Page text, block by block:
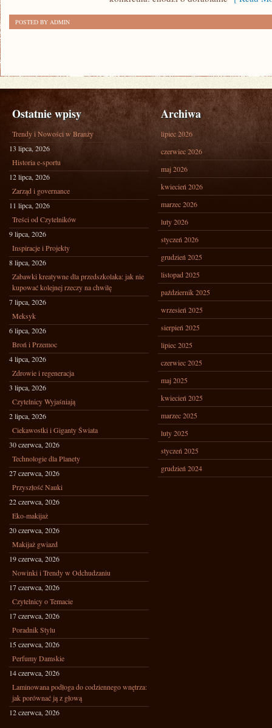
POSTED BY ADMIN
Ostatnie wpisy
Trendy i Nowości w Branży
13 lipca, 2026
Historia e-sportu
12 lipca, 2026
Zarząd i governance
11 lipca, 2026
Treści od Czytelników
9 lipca, 2026
Inspiracje i Projekty
8 lipca, 2026
Zabawki kreatywne dla przedszkolaka: jak nie
kupować kolejnej rzeczy na chwilę
7 lipca, 2026
Meksyk
6 lipca, 2026
Broń i Przemoc
4 lipca, 2026
Zdrowie i regeneracja
3 lipca, 2026
Czytelnicy Wyjaśniają
2 lipca, 2026
Ciekawostki i Giganty Świata
30 czerwca, 2026
Technologie dla Planety
27 czerwca, 2026
Przyszłość Nauki
22 czerwca, 2026
Eko-makijaż
20 czerwca, 2026
Makijaż gwiazd
19 czerwca, 2026
Nowinki i Trendy w Odchudzaniu
17 czerwca, 2026
Czytelnicy o Temacie
17 czerwca, 2026
Poradnik Stylu
15 czerwca, 2026
Perfumy Damskie
14 czerwca, 2026
Laminowana podłoga do codziennego wnętrza:
jak porównać ją z głową
12 czerwca, 2026
Archiwa
lipiec 2026
czerwiec 2026
maj 2026
kwiecień 2026
marzec 2026
luty 2026
styczeń 2026
grudzień 2025
listopad 2025
październik 2025
wrzesień 2025
sierpień 2025
lipiec 2025
czerwiec 2025
maj 2025
kwiecień 2025
marzec 2025
luty 2025
styczeń 2025
grudzień 2024